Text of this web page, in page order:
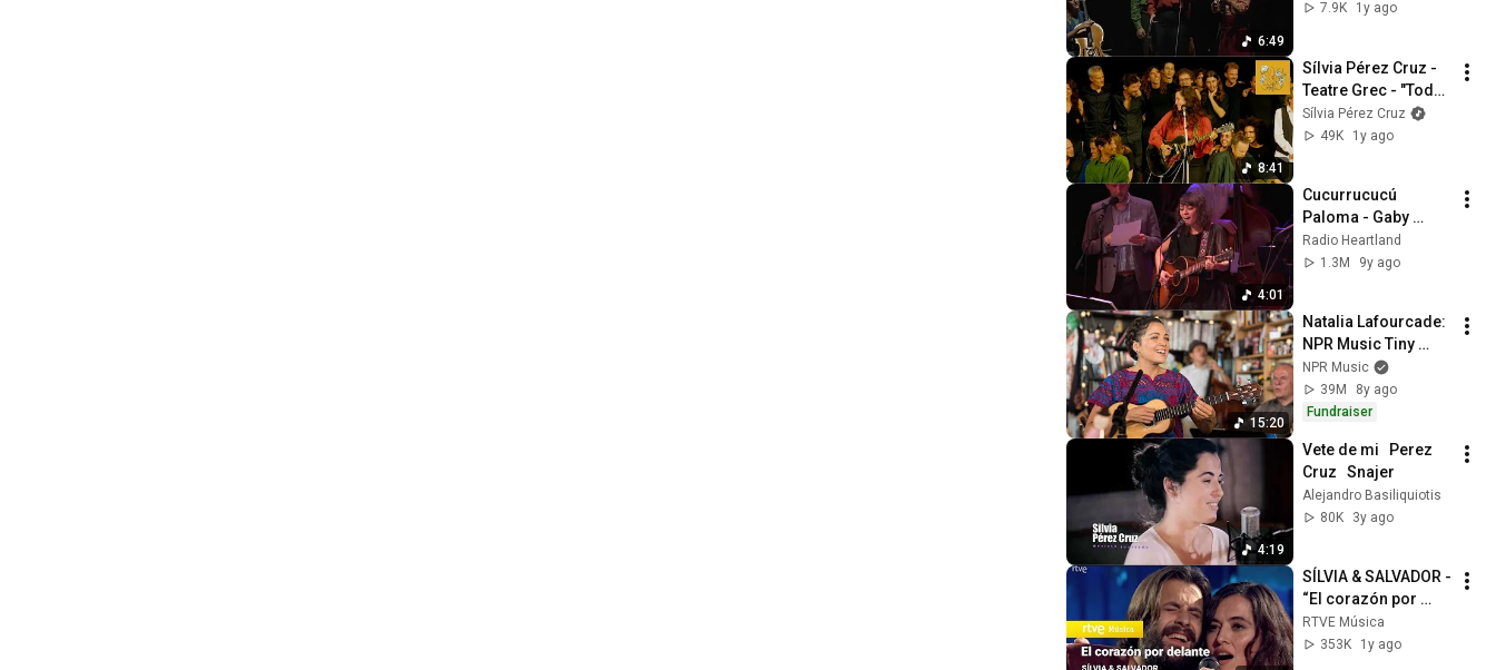
6:49
(21.07.2024)
7.9K
1y ago
8:41
Sílvia Pérez Cruz -
Teatre Grec - "Toda
la vida, un día" -
Bises "Mañana"
Sílvia Pérez Cruz
49K
1y ago
4:01
Cucurrucucú
Paloma - Gaby
Moreno | Live from
Here with Chris Thile
Radio Heartland
1.3M
9y ago
15:20
Natalia Lafourcade:
NPR Music Tiny
Desk Concert
NPR Music
39M
8y ago
Fundraiser
4:19
Vete de mi   Perez
Cruz   Snajer
Alejandro Basiliquiotis
80K
3y ago
SÍLVIA & SALVADOR -
“El corazón por
delante” | La
Revuelta
RTVE Música
353K
1y ago